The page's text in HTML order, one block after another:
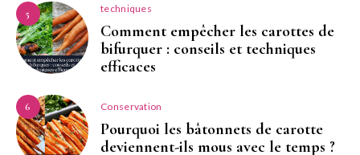
5 techniques
Comment empêcher les carottes de
bifurquer : conseils et techniques
efficaces
6 Conservation
Pourquoi les bâtonnets de carotte
deviennent-ils mous avec le temps ?